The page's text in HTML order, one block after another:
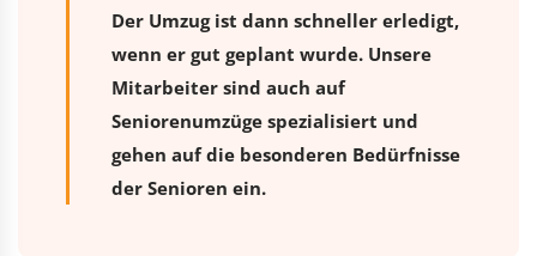
Der Umzug ist dann schneller erledigt,
wenn er gut geplant wurde. Unsere
Mitarbeiter sind auch auf
Seniorenumzüge spezialisiert und
gehen auf die besonderen Bedürfnisse
der Senioren ein.